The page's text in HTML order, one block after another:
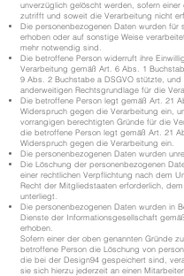
unverzüglich gelöscht werden, sofern
zutrifft und soweit die Verarbeitung nicht
Die personenbezogenen Daten wurden für
erhoben oder auf sonstige Weise
mehr notwendig sind.
Die betroffene Person widerruft ihre
Verarbeitung gemäß Art. 6 Abs. 1
9 Abs. 2 Buchstabe a DSGVO stützte, und
anderweitigen Rechtsgrundlage für die
Die betroffene Person legt gemäß Art. 21
Widerspruch gegen die Verarbeitung ein,
vorrangigen berechtigten Gründe für die
die betroffene Person legt gemäß Art. 21
Widerspruch gegen die Verarbeitung ein.
Die personenbezogenen Daten wurden
Die Löschung der personenbezogenen
einer rechtlichen Verpflichtung nach dem
Recht der Mitgliedstaaten erforderlich,
unterliegt.
Die personenbezogenen Daten wurden in
Dienste der Informationsgesellschaft
erhoben.
Sofern einer der oben genannten Gründe
betroffene Person die Löschung von
die bei der Design94 gespeichert sind,
sie sich hierzu jederzeit an einen